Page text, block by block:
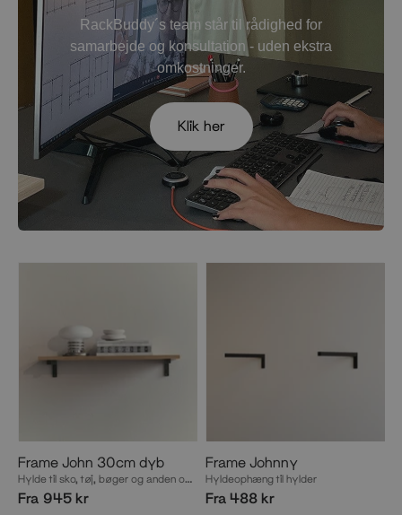
RackBuddy´s team står til rådighed for
samarbejde og konsultation - uden ekstra
omkostninger.
Klik her
Frame John 30cm dyb
Hylde til sko, tøj, bøger og anden opbevaring
Fra 945 kr
Frame Johnny
Hyldeophæng til hylder
Fra 488 kr